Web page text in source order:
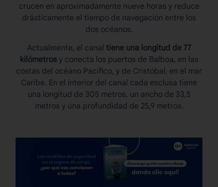
crucen en aproximadamente nueve horas y reduce
drásticamente el tiempo de navegación entre los
dos océanos.
Actualmente, el canal tiene una longitud de 77
kilómetrosy conecta los puertos de Balboa, en las
costas del océano Pacífico, y de Cristóbal, en el mar
Caribe. En el interior del canal cada esclusa tiene
una longitud de 305 metros, un ancho de 33,5
metros y una profundidad de 25,9 metros.